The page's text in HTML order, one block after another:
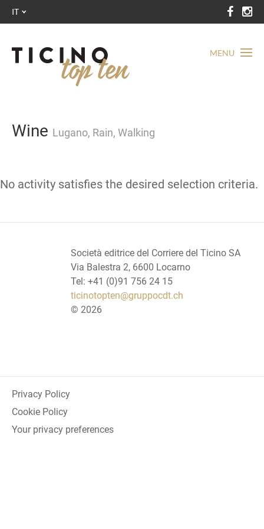
MENU
IT
Wine Lugano, Rain, Walking
No activity satisfies the desired selection criteria.
Società editrice del Corriere del Ticino SA
Via Balestra 2, 6600 Locarno
Tel: +41 (0)91 756 24 15
ticinotopten@gruppocdt.ch
© 2026
Privacy Policy
Cookie Policy
Your privacy preferences